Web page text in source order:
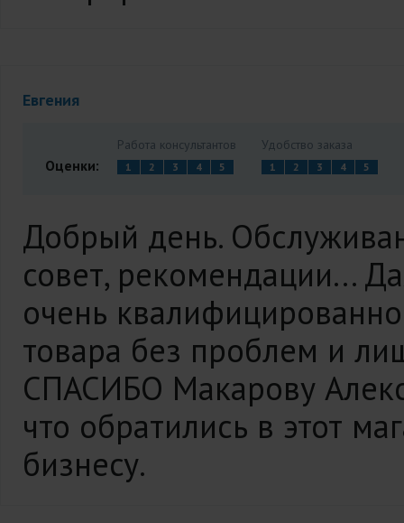
Евгения
Оценки:
Работа консультантов
1 2 3 4 5
Удобство заказа
1 2 3 4 5
Добрый день.
совет, рекомендации...
очень
товара без проблем и
СПАСИБО Макарову
что обратились в этот
бизнесу.